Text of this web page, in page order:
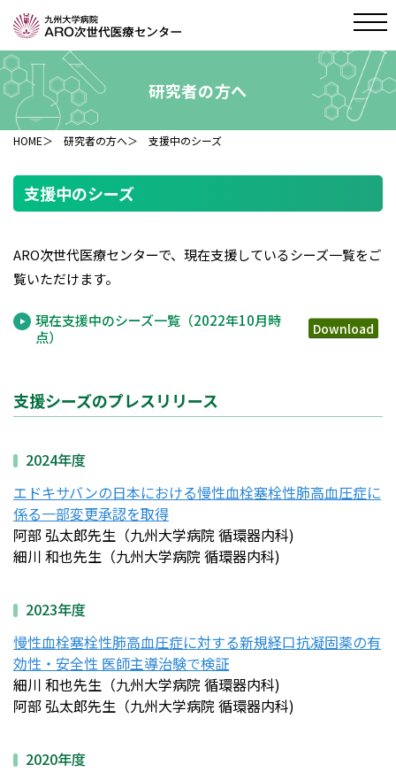
研究者の方へ
HOME＞ 研究者の方へ＞ 支援中のシーズ
支援中のシーズ
ARO次世代医療センターで、現在支援しているシーズ一覧をご
覧いただけます。
現在支援中のシーズ一覧（2022年10月時
点）
支援シーズのプレスリリース
2024年度
エドキサバンの日本における慢性血栓塞栓性肺高血圧症に
係る一部変更承認を取得
阿部 弘太郎先生（九州大学病院 循環器内科)
細川 和也先生（九州大学病院 循環器内科)
2023年度
慢性血栓塞栓性肺高血圧症に対する新規経口抗凝固薬の有
効性・安全性 医師主導治験で検証
細川 和也先生（九州大学病院 循環器内科)
阿部 弘太郎先生（九州大学病院 循環器内科)
2020年度